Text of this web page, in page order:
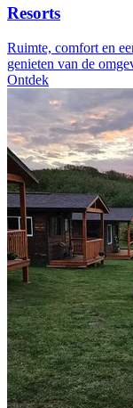
Resorts
Ruimte, comfort en
genieten van de
Ontdek